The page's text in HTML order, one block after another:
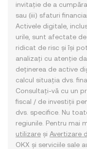
invitație de a
sau (iii) sfaturi
Activele digitale,
urile, sunt afectate
ridicat de risc și își
analizați cu atenție
deținerea de active
calcul situația dvs.
Consultați-vă cu un
fiscal / de investiții
dvs. specifice. Nu
regiunile. Pentru mai
utilizare și Avertizare
OKX și serviciile sale